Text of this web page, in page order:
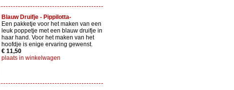
Blauw Druifje - Pippilotta-
Een pakketje voor het maken van een
leuk poppetje met een blauw druifje in
haar hand. Voor het maken van het
hoofdje is enige ervaring gewenst.
€ 11,50
plaats in winkelwagen